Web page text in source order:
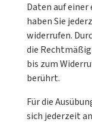
Daten auf
haben Sie
widerrufen.
die
bis zum
berührt.
Für die
sich jederzeit